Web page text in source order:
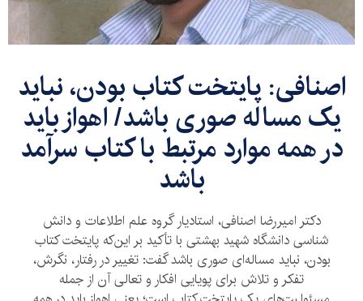
اصنافی: پایتخت کتاب بودن، نباید
یک مساله صوری باشد/ اهواز باید
در همه موارد مرتبط با کتاب سرآمد
باشد
دکتر امیررضا اصنافی، استادیار گروه علم اطلاعات و دانش
شناسی دانشگاه شهید بهشتی با تأکید بر این‌که پایتخت کتاب
بودن، نباید مساله‌ای صوری باشد گفت: تغییر در رفتار، نگرش،
تفکر و تلاش برای پویایی افکار و تعالی آن از جمله